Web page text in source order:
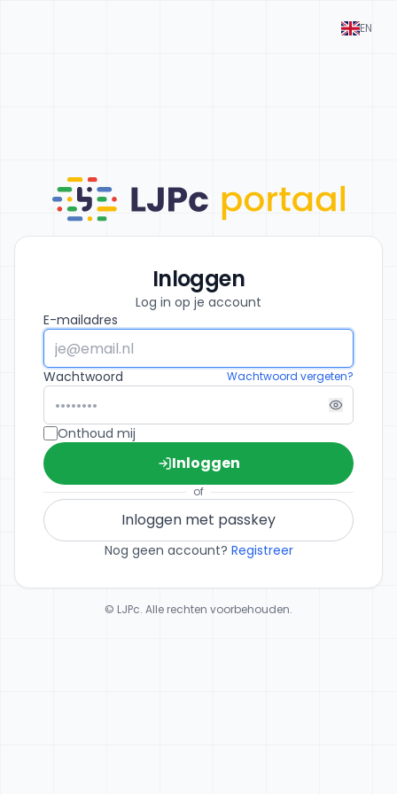
EN
Inloggen
Log in op je account
E-mailadres
Wachtwoord Wachtwoord vergeten?
Onthoud mij
Inloggen
of
Inloggen met passkey
Nog geen account? Registreer
© LJPc. Alle rechten voorbehouden.